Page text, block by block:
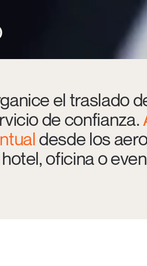
el traslado
de confianza.
desde los
oficina o